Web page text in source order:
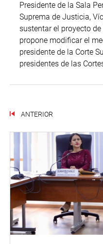
Presidente de la Sala
Suprema de Justicia,
sustentar el proyecto
propone modificar el
presidente de la Corte
presidentes de las
ANTERIOR